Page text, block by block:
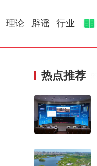
理论 辟谣 行业
热点推荐